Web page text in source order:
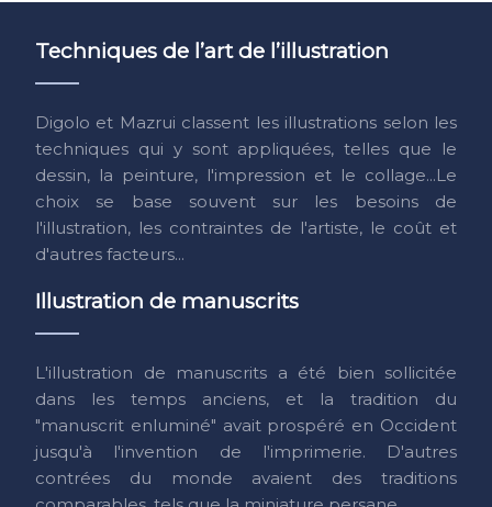
Techniques de l’art de l’illustration
Digolo et Mazrui classent les illustrations selon les
techniques qui y sont appliquées, telles que le
dessin, la peinture, l'impression et le collage...Le
choix se base souvent sur les besoins de
l'illustration, les contraintes de l'artiste, le coût et
d'autres facteurs...
Illustration de manuscrits
L'illustration de manuscrits a été bien sollicitée
dans les temps anciens, et la tradition du
"manuscrit enluminé" avait prospéré en Occident
jusqu'à l'invention de l'imprimerie. D'autres
contrées du monde avaient des traditions